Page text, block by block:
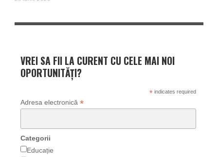
VREI SA FII LA CURENT CU CELE MAI NOI
OPORTUNITĂȚI?
*indicates required
Adresa electronică *
Categorii
Educație